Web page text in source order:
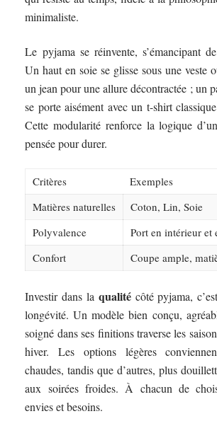
minimaliste.
Le pyjama se réinvente, s’émancipant
Un haut en soie se glisse sous une veste
un jean pour une allure décontractée ; un
se porte aisément avec un t-shirt
Cette modularité renforce la logique
pensée pour durer.
Critères
Exemples
Matières naturelles
Coton, Lin, Soie
Polyvalence
Port en intérieur et
Confort
Coupe ample,
Investir dans la qualitécôté pyjama,
longévité. Un modèle bien conçu,
soigné dans ses finitions traverse les
hiver. Les options légères
chaudes, tandis que d’autres, plus
aux soirées froides. À chacun de
envies et besoins.